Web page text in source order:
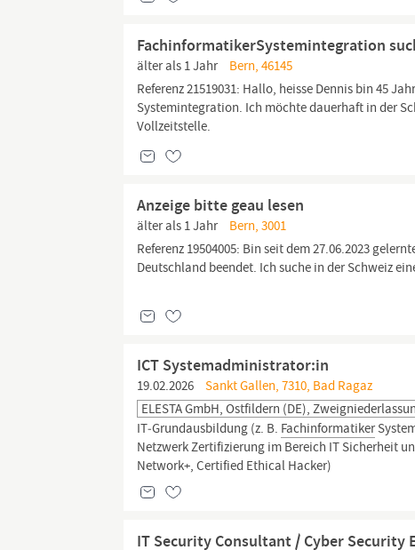
FachinformatikerSystemintegration
älter als 1 Jahr
Bern, 46145
Referenz 21519031: Hallo, heisse Dennis bin 45
Systemintegration. Ich möchte dauerhaft in der
Vollzeitstelle.
Anzeige bitte geau lesen
älter als 1 Jahr
Bern, 3001
Referenz 19504005: Bin seit dem 27.06.2023
Deutschland beendet. Ich suche in der Schweiz
ICT Systemadministrator:in
19.02.2026
Sankt Gallen, 7310, Bad Ragaz
ELESTA GmbH, Ostfildern (DE),
IT‑Grundausbildung (z. B. Fachinformatiker
Netzwerk Zertifizierung im Bereich IT Sicherheit
Network+, Certified Ethical Hacker)
IT Security Consultant / Cyber Security